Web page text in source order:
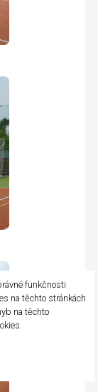
funkčnosti
na těchto stránkách
na těchto